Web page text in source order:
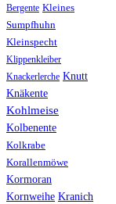
Bergente Kleines
Sumpfhuhn
Kleinspecht
Klippenkleiber
Knackerlerche Knutt
Knäkente
Kohlmeise
Kolbenente
Kolkrabe
Korallenmöwe
Kormoran
Kornweihe Kranich